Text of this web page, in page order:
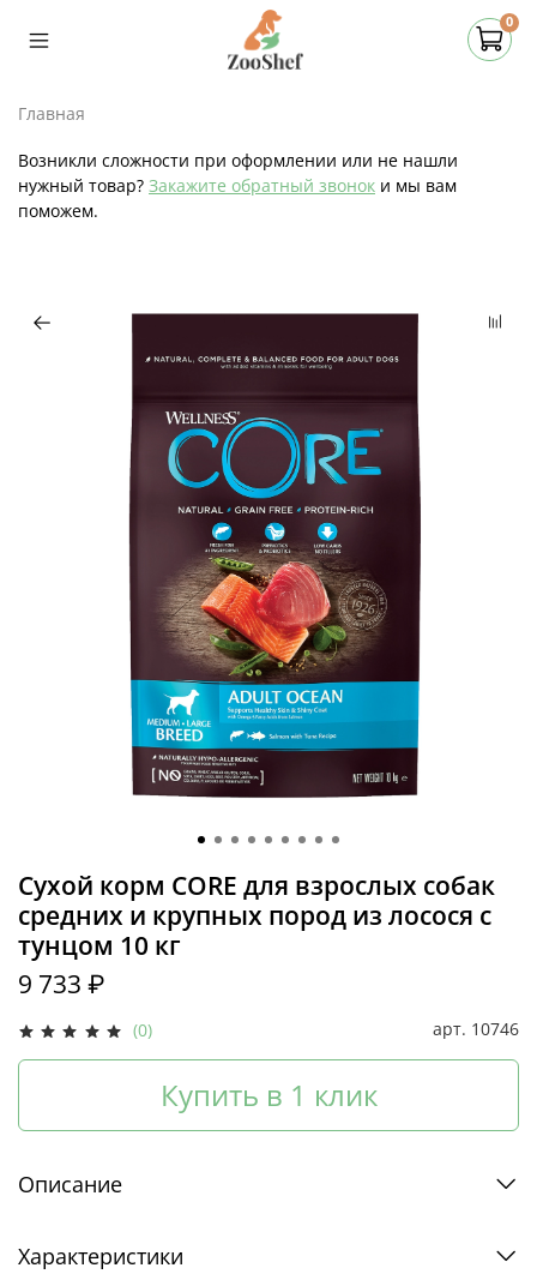
0
Главная
Возникли сложности при оформлении или не нашли
нужный товар? Закажите обратный звонок и мы вам
поможем.
(0) арт. 10746
Сухой корм CORE для взрослых собак
средних и крупных пород из лосося с
тунцом 10 кг
9 733 ₽
Купить в 1 клик
Описание
Характеристики